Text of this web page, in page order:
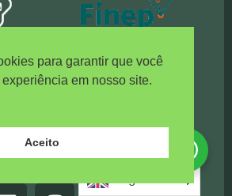
English
para garantir que você
em nosso site.
Aceito